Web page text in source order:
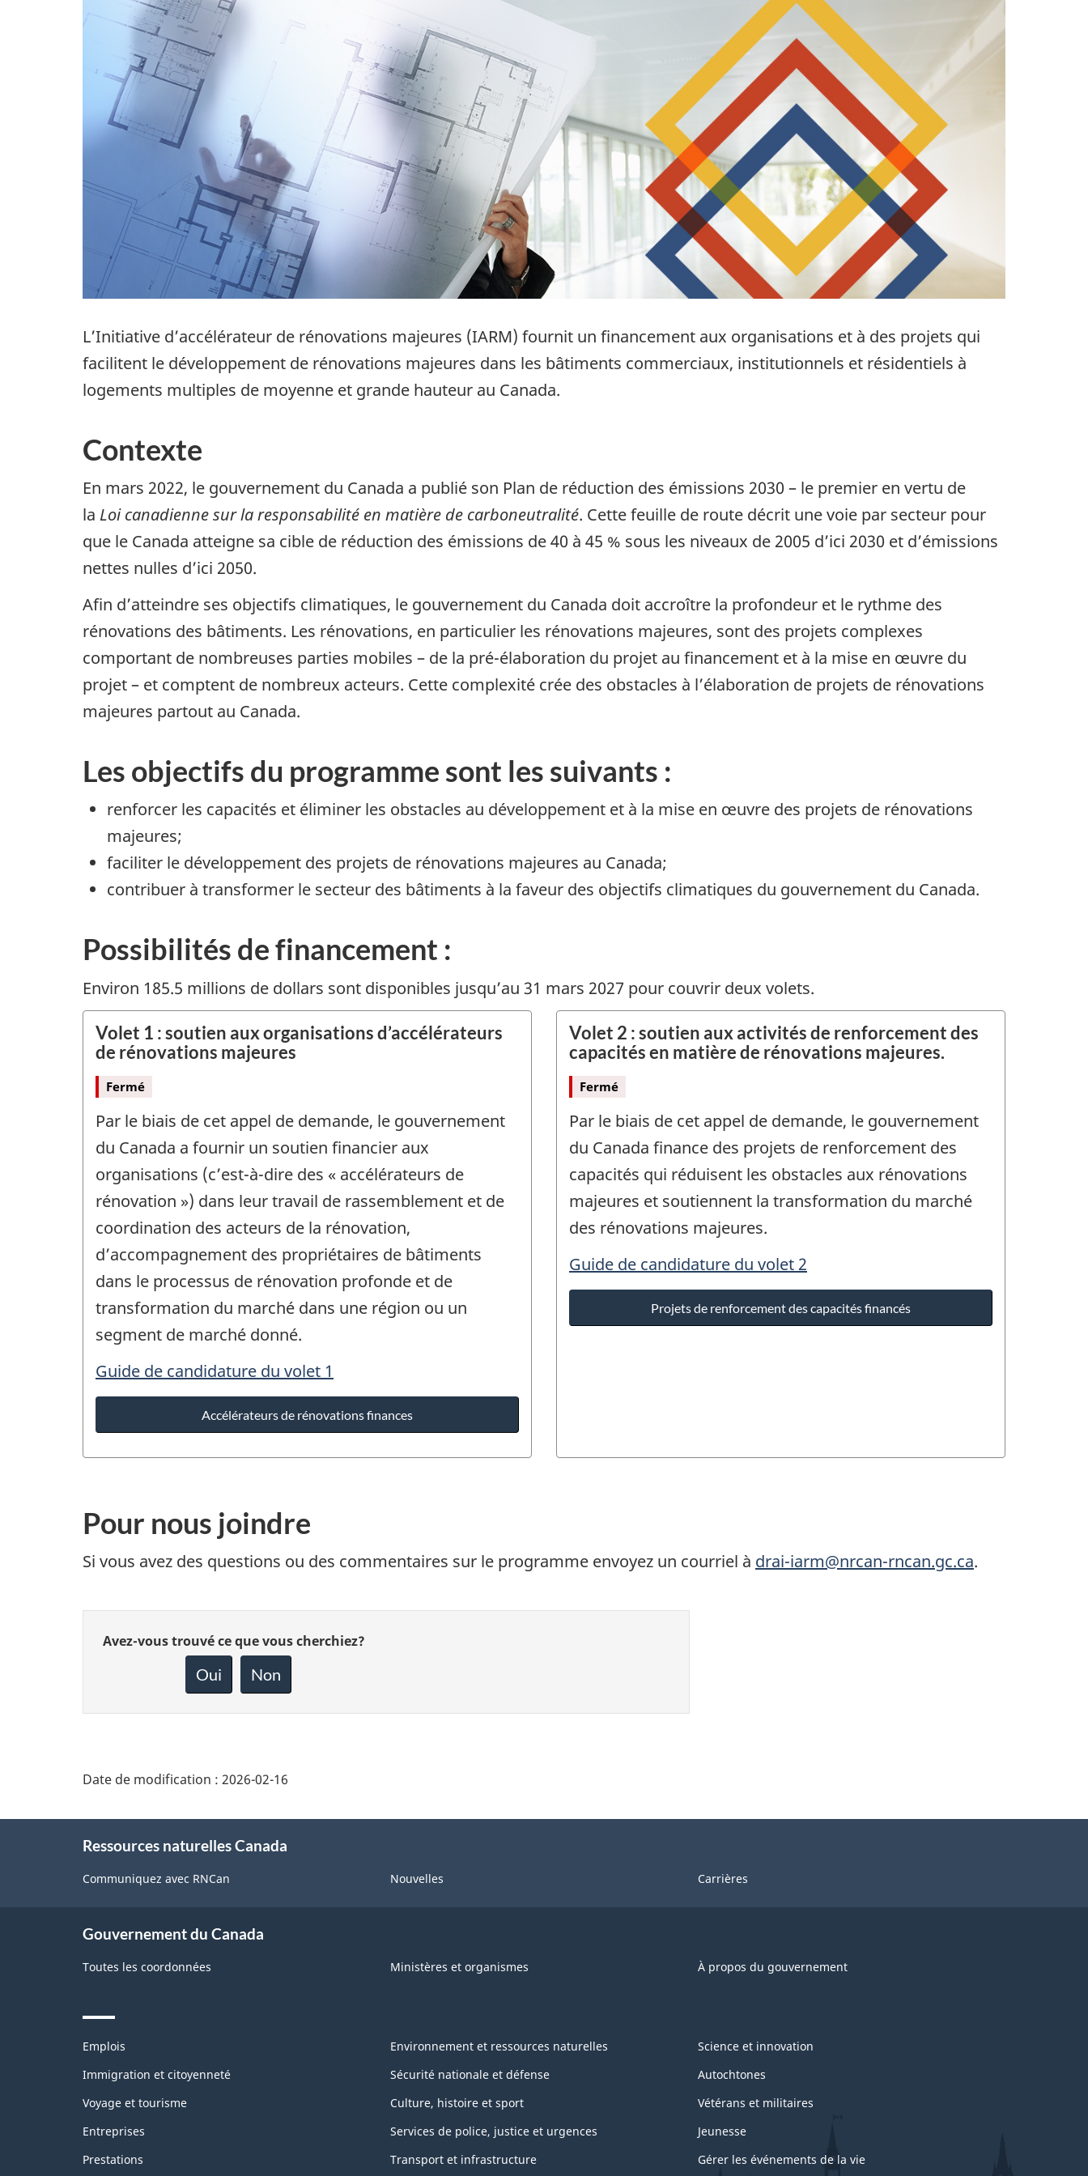
L’Initiative d’accélérateur de rénovations majeures (IARM) fournit un financement aux organisations et à des projets qui
facilitent le développement de rénovations majeures dans les bâtiments commerciaux, institutionnels et résidentiels à
logements multiples de moyenne et grande hauteur au Canada.
Contexte
En mars 2022, le gouvernement du Canada a publié son Plan de réduction des émissions 2030 – le premier en vertu de
la Loi canadienne sur la responsabilité en matière de carboneutralité. Cette feuille de route décrit une voie par secteur pour
que le Canada atteigne sa cible de réduction des émissions de 40 à 45 % sous les niveaux de 2005 d’ici 2030 et d’émissions
nettes nulles d’ici 2050.
Afin d’atteindre ses objectifs climatiques, le gouvernement du Canada doit accroître la profondeur et le rythme des
rénovations des bâtiments. Les rénovations, en particulier les rénovations majeures, sont des projets complexes
comportant de nombreuses parties mobiles – de la pré-élaboration du projet au financement et à la mise en œuvre du
projet – et comptent de nombreux acteurs. Cette complexité crée des obstacles à l’élaboration de projets de rénovations
majeures partout au Canada.
Les objectifs du programme sont les suivants :
renforcer les capacités et éliminer les obstacles au développement et à la mise en œuvre des projets de rénovations
majeures;
faciliter le développement des projets de rénovations majeures au Canada;
contribuer à transformer le secteur des bâtiments à la faveur des objectifs climatiques du gouvernement du Canada.
Possibilités de financement :
Environ 185.5 millions de dollars sont disponibles jusqu’au 31 mars 2027 pour couvrir deux volets.
Volet 1 : soutien aux organisations d’accélérateurs
de rénovations majeures
Fermé
Par le biais de cet appel de demande, le gouvernement
du Canada a fournir un soutien financier aux
organisations (c’est-à-dire des « accélérateurs de
rénovation ») dans leur travail de rassemblement et de
coordination des acteurs de la rénovation,
d’accompagnement des propriétaires de bâtiments
dans le processus de rénovation profonde et de
transformation du marché dans une région ou un
segment de marché donné.
Guide de candidature du volet 1
Accélérateurs de rénovations finances
Volet 2 : soutien aux activités de renforcement des
capacités en matière de rénovations majeures.
Fermé
Par le biais de cet appel de demande, le gouvernement
du Canada finance des projets de renforcement des
capacités qui réduisent les obstacles aux rénovations
majeures et soutiennent la transformation du marché
des rénovations majeures.
Guide de candidature du volet 2
Projets de renforcement des capacités financés
Pour nous joindre
Si vous avez des questions ou des commentaires sur le programme envoyez un courriel à drai-iarm@nrcan-rncan.gc.ca.
Donnez
Avez-vous trouvé ce que vous cherchiez?
Oui Non
Date de modification : 2026-02-16
Ressources naturelles Canada
Communiquez avec RNCan Nouvelles Carrières
Gouvernement du Canada
Toutes les coordonnées Ministères et organismes À propos du gouvernement
Themes
topics
Emplois
Immigration et citoyenneté
Voyage et tourisme
Entreprises
Prestations
Environnement et ressources naturelles
Sécurité nationale et défense
Culture, histoire et sport
Services de police, justice et urgences
Transport et infrastructure
Science et innovation
Autochtones
Vétérans et militaires
Jeunesse
Gérer les événements de la vie